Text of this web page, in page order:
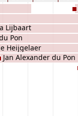
Lijbaart
Pon
Heijgelaer
Jan Alexander du Pon